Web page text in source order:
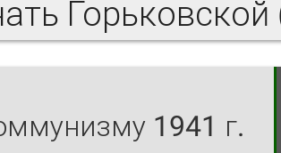
1941 г.